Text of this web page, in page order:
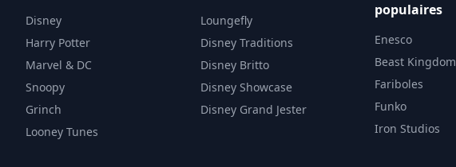
Disney
Harry Potter
Marvel & DC
Snoopy
Grinch
Looney Tunes
Loungefly
Disney Traditions
Disney Britto
Disney Showcase
Disney Grand Jester
populaires
Enesco
Beast Kingdom
Fariboles
Funko
Iron Studios